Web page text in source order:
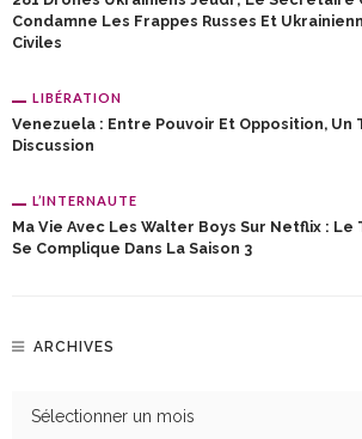
Condamne Les Frappes Russes Et
Civiles
LIBÉRATION
Venezuela : Entre Pouvoir Et Opposition, Un
Discussion
L’INTERNAUTE
Ma Vie Avec Les Walter Boys Sur Netflix :
Se Complique Dans La Saison 3
ARCHIVES